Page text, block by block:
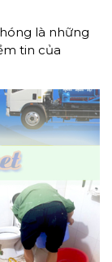
là những
tin của